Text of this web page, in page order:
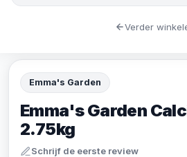
Emma's Garden
Emma's Garden
2.75kg
Schrijf de eerste review
Verder